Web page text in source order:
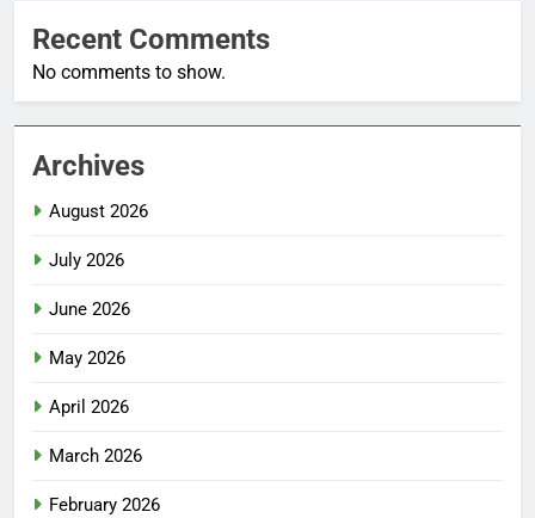
Recent Comments
No comments to show.
Archives
August 2026
July 2026
June 2026
May 2026
April 2026
March 2026
February 2026